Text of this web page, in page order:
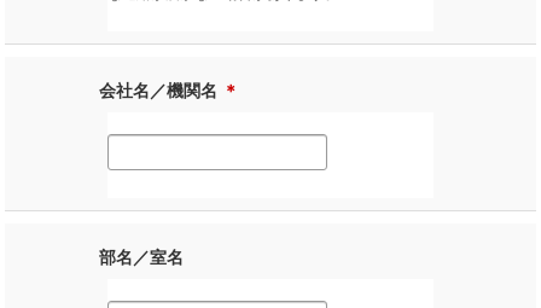
会社名／機関名 ＊
部名／室名